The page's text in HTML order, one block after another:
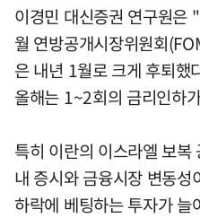
이경민 대신증권 연구원은
월 연방공개시장위원회
은 내년 1월로 크게 후퇴
올해는 1~2회의 금리인하
특히 이란의 이스라엘 보
내 증시와 금융시장 변동
하락에 베팅하는 투자가 늘